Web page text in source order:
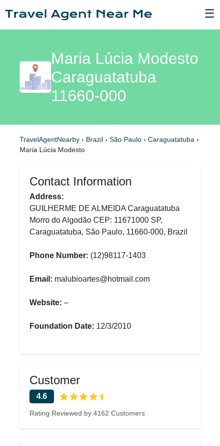
☰
Maria Lúcia Modesto
Caraguatatuba
11660-000
TravelAgentNearby › Brazil › São Paulo › Caraguatatuba ›
Maria Lúcia Modesto
Contact Information
Address:
GUILHERME DE ALMEIDA Caraguatatuba
Morro do Algodão CEP: 11671000 SP,
Caraguatatuba, São Paulo, 11660-000, Brazil
Phone Number: (12)98117-1403
Email: malubioartes@hotmail.com
Website: –
Foundation Date: 12/3/2010
Customer
4.6
Rating Reviewed by 4162 Customers